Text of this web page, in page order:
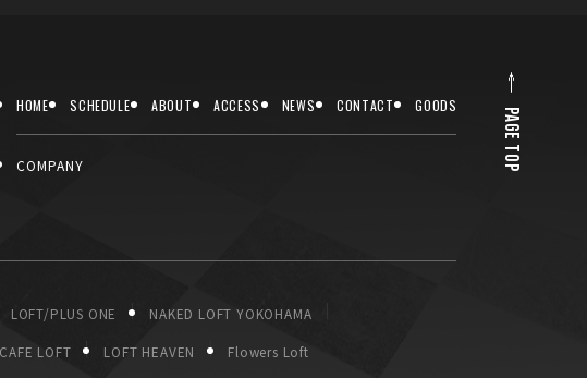
HOME SCHEDULE ABOUT ACCESS NEWS CONTACT GOODS
COMPANY
LOFT/PLUS ONE NAKED LOFT YOKOHAMA
LOFT LOFT HEAVEN Flowers Loft
PAGE TOP